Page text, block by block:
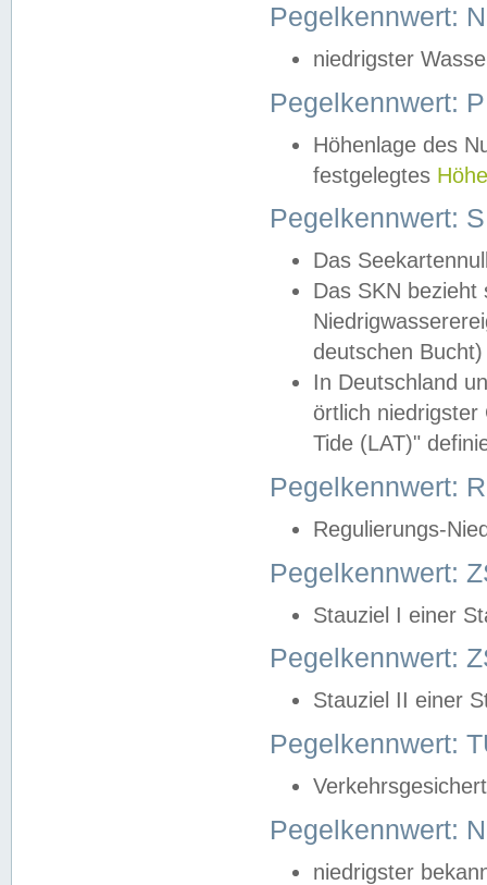
Pegelkennwert:
niedrigster
Pegelkennwert:
Höhenlage des
festgelegtes
Pegelkennwert:
Das
Das SKN
deutschen
In Deutschland
örtlich
Tide (LAT)"
Pegelkennwert:
Regulierungs-
Pegelkennwert:
Stauziel I einer
Pegelkennwert:
Stauziel II einer
Pegelkennwert:
Pegelkennwert:
niedrigster